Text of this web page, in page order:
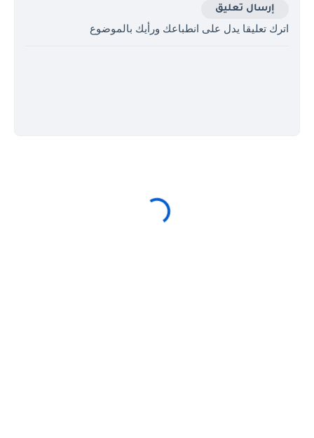
إرسال تعليق
اترك تعليقا يدل على انطباعك ورأيك بالموضوع